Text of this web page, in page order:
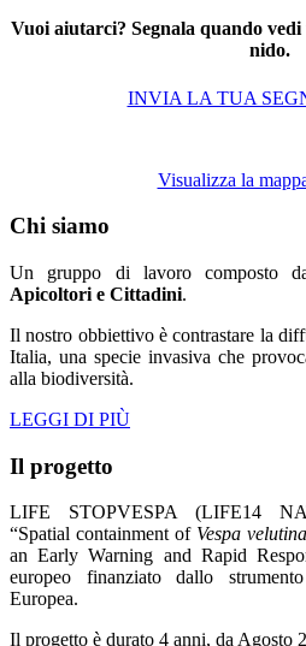
Vuoi aiutarci? Segnala quando vedi
nido.
INVIA LA TUA
Visualizza la
Chi siamo
Un gruppo di lavoro composto
Apicoltori e Cittadini.
Il nostro obbiettivo è contrastare la
Italia, una specie invasiva che
alla biodiversità.
LEGGI DI PIÙ
Il progetto
LIFE STOPVESPA (LIFE14
“Spatial containment of Vespa velutina
an Early Warning and Rapid
europeo finanziato dallo
Europea.
Il progetto è durato 4 anni, da Agosto